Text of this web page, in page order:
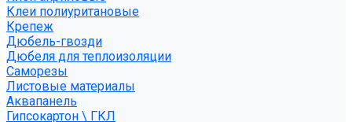
Клеи полиуритановые
Крепеж
Дюбель-гвозди
Дюбеля для теплоизоляции
Саморезы
Листовые материалы
Аквапанель
Гипсокартон \ ГКЛ